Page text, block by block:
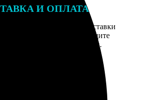
И ОПЛАТА
и выберите способ доставки
у вас есть промокод, введите
поле для промокода.